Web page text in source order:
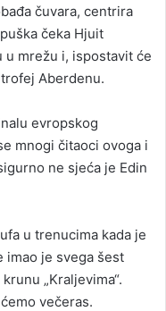
čuvara, centrira
čeka Hjuit
u mrežu i, ispostavit će
Aberdenu.
evropskog
mnogi čitaoci ovoga i
ne sjeća je Edin
u trenucima kada je
imao je svega šest
„Kraljevima“.
večeras.